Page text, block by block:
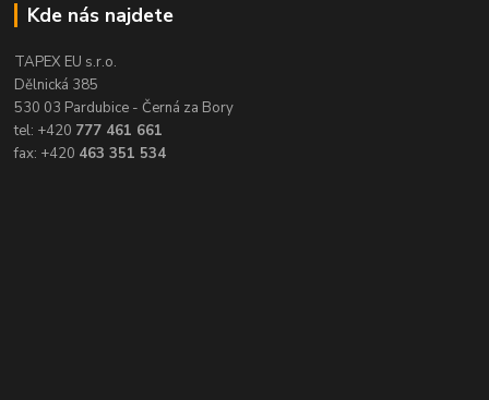
Kde nás najdete
TAPEX EU s.r.o.
Dělnická 385
530 03 Pardubice - Černá za Bory
tel: +420 777 461 661
fax: +420 463 351 534